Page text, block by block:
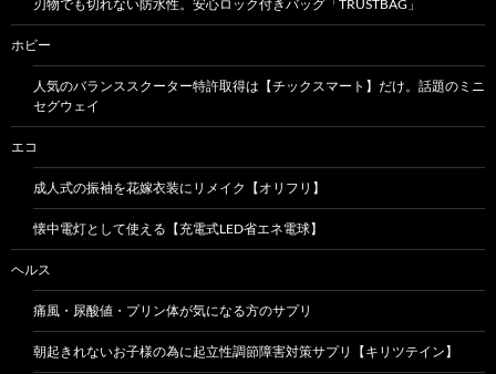
刃物でも切れない防水性。安心ロック付きバッグ「TRUSTBAG」
ホビー
人気のバランススクーター特許取得は【チックスマート】だけ。話題のミニ
セグウェイ
エコ
成人式の振袖を花嫁衣装にリメイク【オリフリ】
懐中電灯として使える【充電式LED省エネ電球】
ヘルス
痛風・尿酸値・プリン体が気になる方のサプリ
朝起きれないお子様の為に起立性調節障害対策サプリ【キリツテイン】